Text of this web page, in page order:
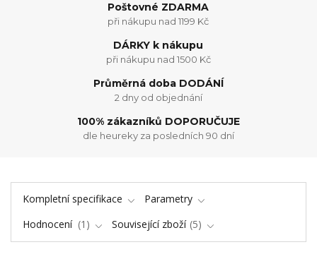
Poštovné ZDARMA
při nákupu nad 1199 Kč
DÁRKY k nákupu
při nákupu nad 1500 Kč
Průměrná doba DODÁNÍ
2 dny od objednání
100% zákazníků DOPORUČUJE
dle heureky za posledních 90 dní
Kompletní specifikace
Parametry
Hodnocení
1 Související zboží 5